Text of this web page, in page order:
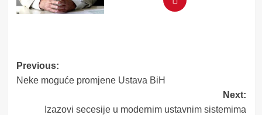
Post
navigation
Previous:
Neke moguće promjene Ustava BiH
Next:
Izazovi secesije u modernim ustavnim sistemima